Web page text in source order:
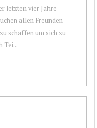
letzten vier Jahre
allen Freunden
schaffen um sich zu
Tei...